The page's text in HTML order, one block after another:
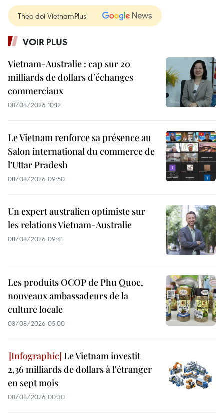
Theo dõi VietnamPlus
VOIR PLUS
Vietnam-Australie : cap sur 20
milliards de dollars d’échanges
commerciaux
08/08/2026 10:12
Le Vietnam renforce sa présence au
Salon international du commerce de
l’Uttar Pradesh
08/08/2026 09:50
Un expert australien optimiste sur
les relations Vietnam-Australie
08/08/2026 09:41
Les produits OCOP de Phu Quoc,
nouveaux ambassadeurs de la
culture locale
08/08/2026 05:00
Le Vietnam investit
2,36 milliards de dollars à l'étranger
en sept mois
08/08/2026 00:30